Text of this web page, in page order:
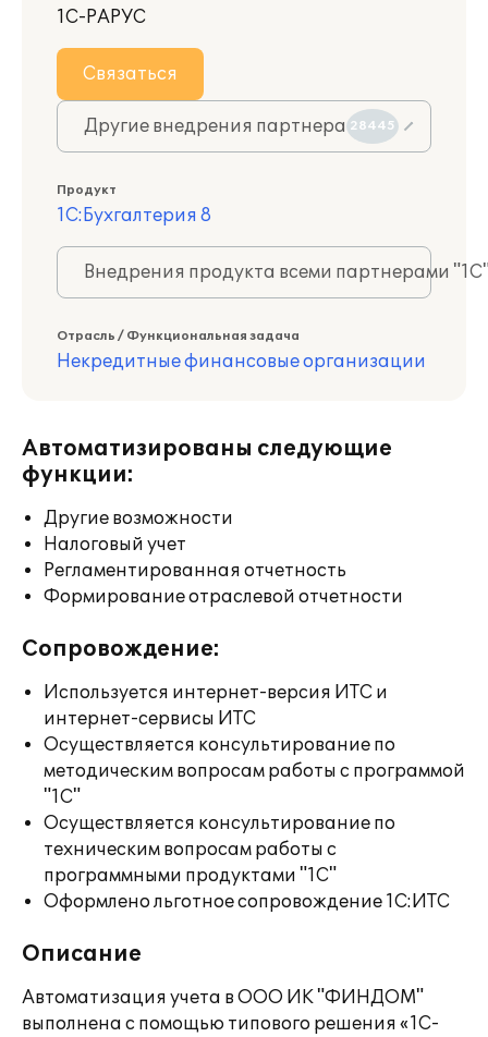
1С-РАРУС
Связаться
Другие внедрения партнера 28445
Продукт
1С:Бухгалтерия 8
Внедрения продукта всеми партнерами
Отрасль / Функциональная задача
Некредитные финансовые организации
Автоматизированы следующие
функции:
Другие возможности
Налоговый учет
Регламентированная отчетность
Формирование отраслевой отчетности
Сопровождение:
Используется интернет-версия ИТС и
интернет-сервисы ИТС
Осуществляется консультирование по
методическим вопросам работы с программой
"1С"
Осуществляется консультирование по
техническим вопросам работы с
программными продуктами "1С"
Оформлено льготное сопровождение 1С:ИТС
Описание
Автоматизация учета в ООО ИК "ФИНДОМ"
выполнена с помощью типового решения «1С-